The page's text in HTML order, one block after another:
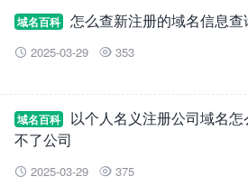
域名百科 怎么查新注册的域名信息查
 2025-03-29  353
域名百科
以个人名义注册公司域名怎
不了公司
 2025-03-29  375